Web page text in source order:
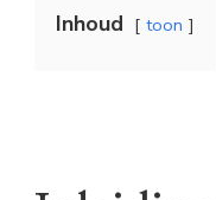
Inhoud toon